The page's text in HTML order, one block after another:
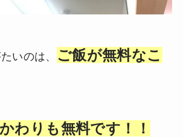
いのは、
ご飯が無料なこ
わりも無料です！！